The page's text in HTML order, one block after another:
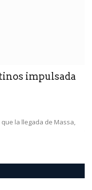
impulsada
la llegada de Massa,